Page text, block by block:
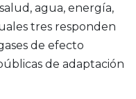
agua, energía,
tres responden
de efecto
de adaptación